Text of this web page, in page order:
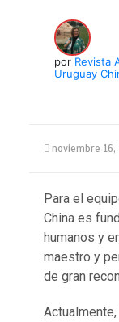
por Revista
Uruguay
noviembre 16,
Para el
China es
humanos y
maestro y
de gran